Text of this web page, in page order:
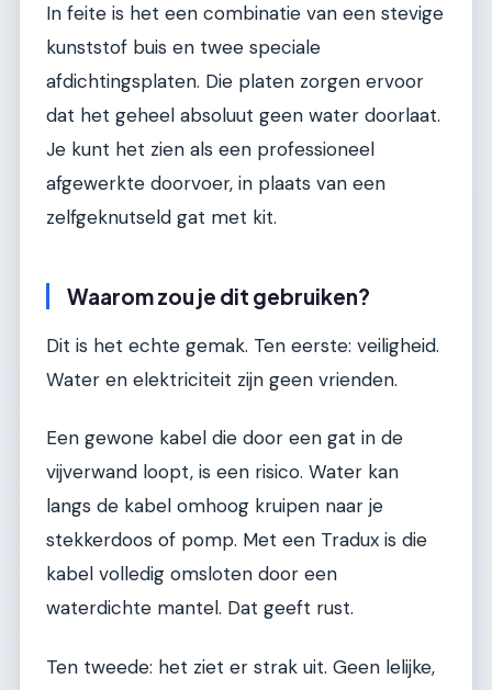
In feite is het een combinatie van een stevige
kunststof buis en twee speciale
afdichtingsplaten. Die platen zorgen ervoor
dat het geheel absoluut geen water doorlaat.
Je kunt het zien als een professioneel
afgewerkte doorvoer, in plaats van een
zelfgeknutseld gat met kit.
Waarom zou je dit gebruiken?
Dit is het echte gemak. Ten eerste: veiligheid.
Water en elektriciteit zijn geen vrienden.
Een gewone kabel die door een gat in de
vijverwand loopt, is een risico. Water kan
langs de kabel omhoog kruipen naar je
stekkerdoos of pomp. Met een Tradux is die
kabel volledig omsloten door een
waterdichte mantel. Dat geeft rust.
Ten tweede: het ziet er strak uit. Geen lelijke,